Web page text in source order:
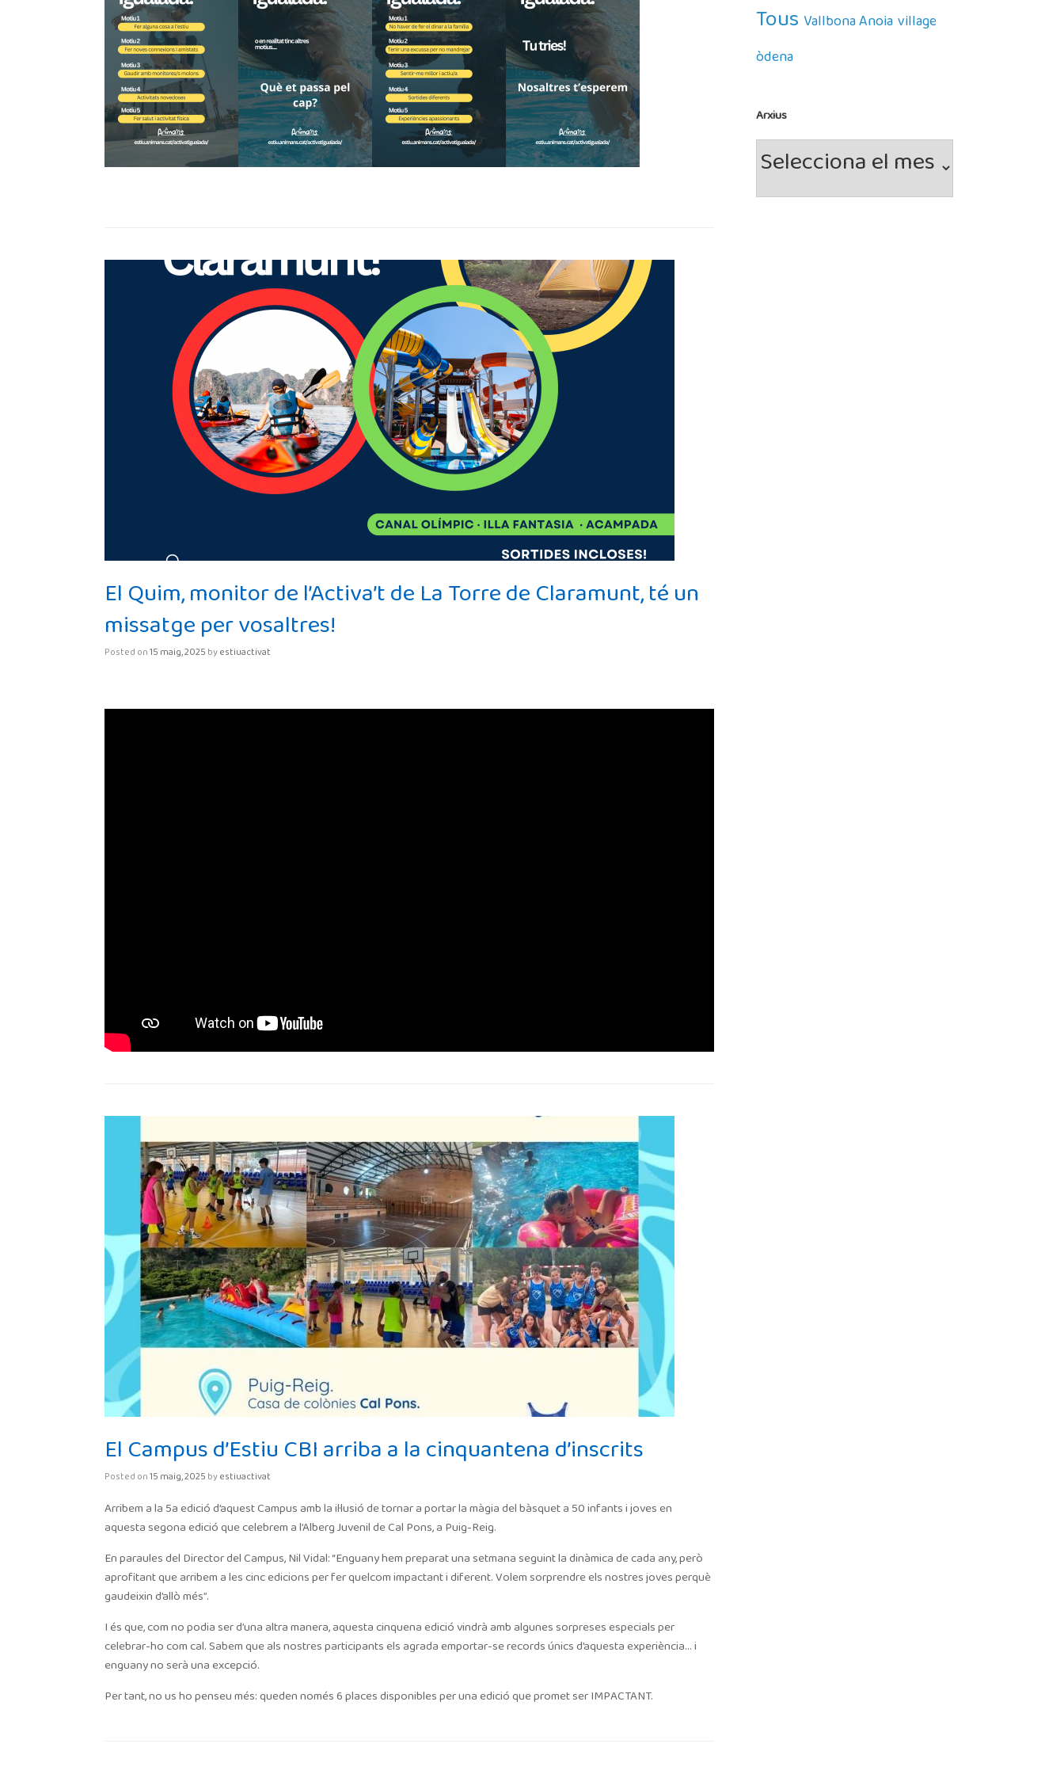
El Quim, monitor de l’Activa’t de La Torre de Claramunt, té un
missatge per vosaltres!
Posted on15 maig, 2025byestiuactivat
El Campus d’Estiu CBI arriba a la cinquantena d’inscrits
Posted on15 maig, 2025byestiuactivat
Arribem a la 5a edició d’aquest Campus amb la il·lusió de tornar a portar la màgia del bàsquet a 50 infants i joves en
aquesta segona edició que celebrem a l’Alberg Juvenil de Cal Pons, a Puig-Reig.
En paraules del Director del Campus, Nil Vidal: “Enguany hem preparat una setmana seguint la dinàmica de cada any, però
aprofitant que arribem a les cinc edicions per fer quelcom impactant i diferent. Volem sorprendre els nostres joves perquè
gaudeixin d’allò més”.
I és que, com no podia ser d’una altra manera, aquesta cinquena edició vindrà amb algunes sorpreses especials per
celebrar-ho com cal. Sabem que als nostres participants els agrada emportar-se records únics d’aquesta experiència… i
enguany no serà una excepció.
Per tant, no us ho penseu més: queden només 6 places disponibles per una edició que promet ser IMPACTANT.
TousVallbona Anoiavillage
òdena
Arxius
Arxius